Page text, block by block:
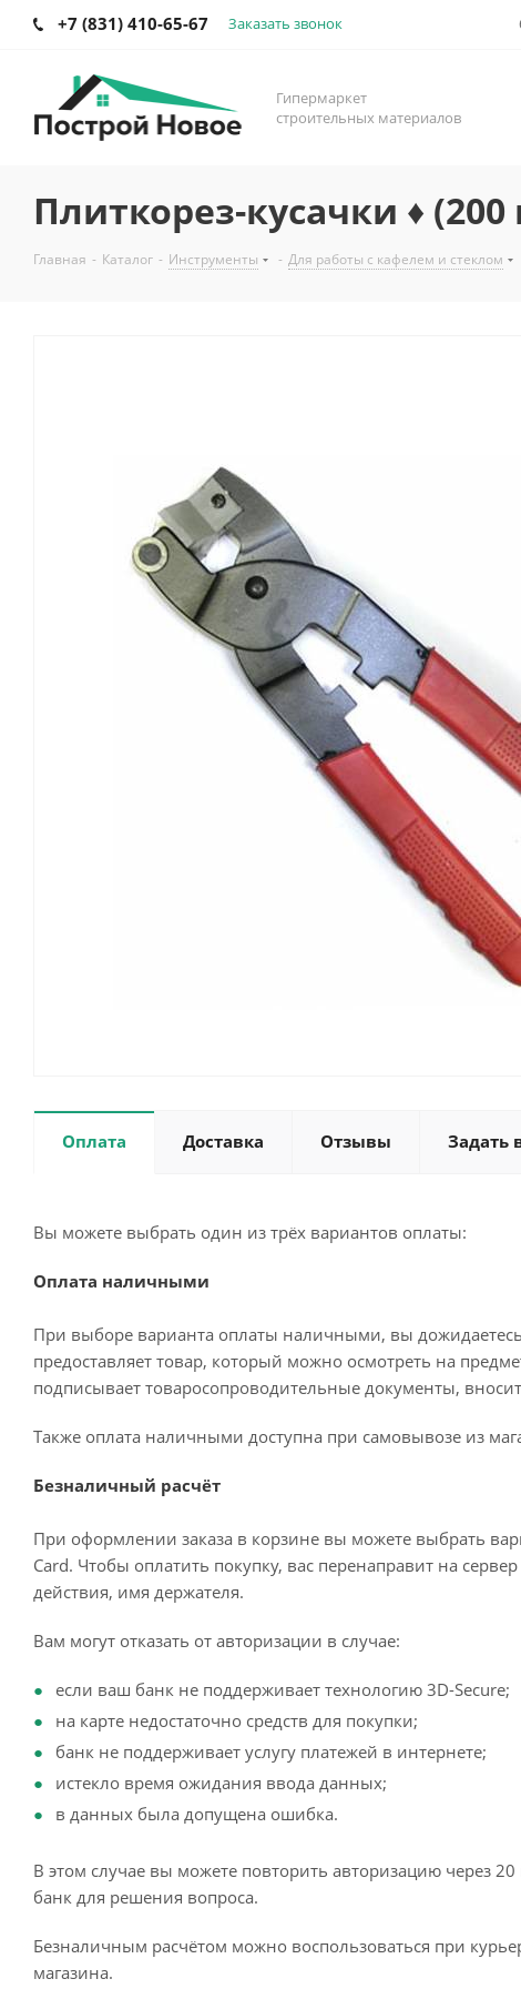
+7 (831) 410-65-67 Заказать звонок
Гипермаркет
строительных материалов
Плиткорез-кусачки ♦
Главная - Каталог - Инструменты - Для работы с кафелем и стеклом
Оплата Доставка Отзывы Задать
Вы можете выбрать один из трёх вариантов оплаты:
Оплата наличными
При выборе варианта оплаты наличными, вы дожидаетесь
предоставляет товар, который можно осмотреть на
подписывает товаросопроводительные документы,
Также оплата наличными доступна при самовывозе из
Безналичный расчёт
При оформлении заказа в корзине вы можете выбрать
Card. Чтобы оплатить покупку, вас перенаправит на
действия, имя держателя.
Вам могут отказать от авторизации в случае:
если ваш банк не поддерживает технологию 3D-Secure;
на карте недостаточно средств для покупки;
банк не поддерживает услугу платежей в интернете;
истекло время ожидания ввода данных;
в данных была допущена ошибка.
В этом случае вы можете повторить авторизацию через
банк для решения вопроса.
Безналичным расчётом можно воспользоваться при
магазина.